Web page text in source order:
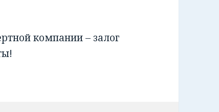
компании – залог